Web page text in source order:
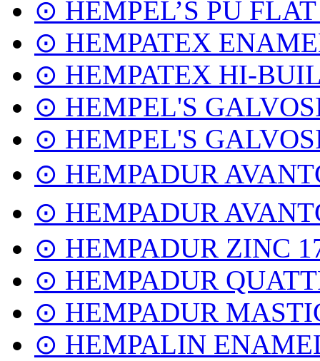
⊙ HEMPEL’S PU
⊙ HEMPATEX
⊙ HEMPATEX HI-
⊙ HEMPEL'S
⊙ HEMPEL'S
⊙ HEMPADUR
⊙ HEMPADUR
⊙ HEMPADUR ZINC
⊙ HEMPADUR
⊙ HEMPADUR
⊙ HEMPALIN